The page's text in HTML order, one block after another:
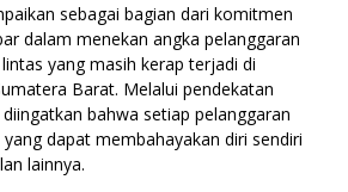
sebagai bagian dari komitmen
dalam menekan angka pelanggaran
yang masih kerap terjadi di
Barat. Melalui pendekatan
bahwa setiap pelanggaran
dapat membahayakan diri sendiri
lainnya.